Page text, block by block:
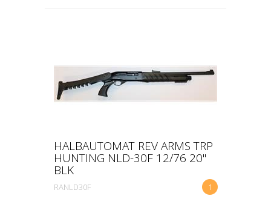
HALBAUTOMAT REV ARMS TRP
HUNTING NLD-30F 12/76 20"
BLK
1
RANLD30F